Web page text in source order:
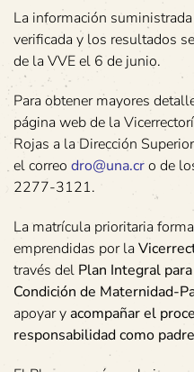
La información
verificada y los resultados
de la VVE el 6 de junio.
Para obtener mayores
página web de la
Rojas a la Dirección
el correo dro@una.cro de
2277-3121.
La matrícula prioritaria
emprendidas por la
través del Plan Integral
Condición de Maternidad-
apoyar yacompañar el
responsabilidad como